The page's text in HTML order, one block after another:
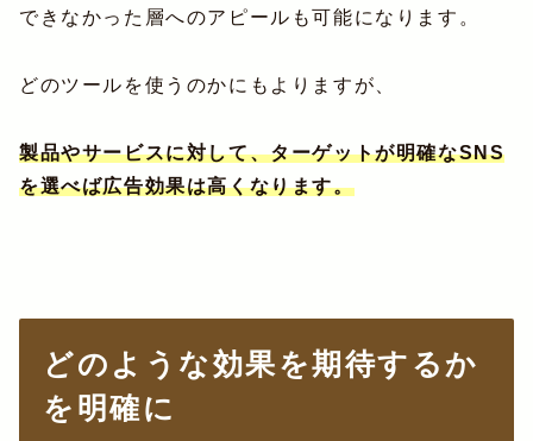
できなかった層へのアピールも可能になります。
どのツールを使うのかにもよりますが、
製品やサービスに対して、ターゲットが明確なSNS
を選べば広告効果は高くなります。
どのような効果を期待するか
を明確に